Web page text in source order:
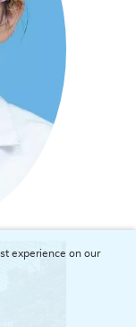
experience on our